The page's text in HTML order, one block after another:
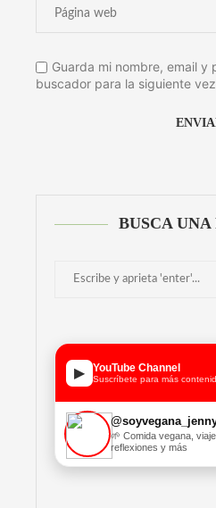
Guarda mi nombre, email y
buscador para la siguiente
BUSCA
▶ YouTube Channel
Suscríbete para más
🌱 Comida vegana,
reflexiones y más